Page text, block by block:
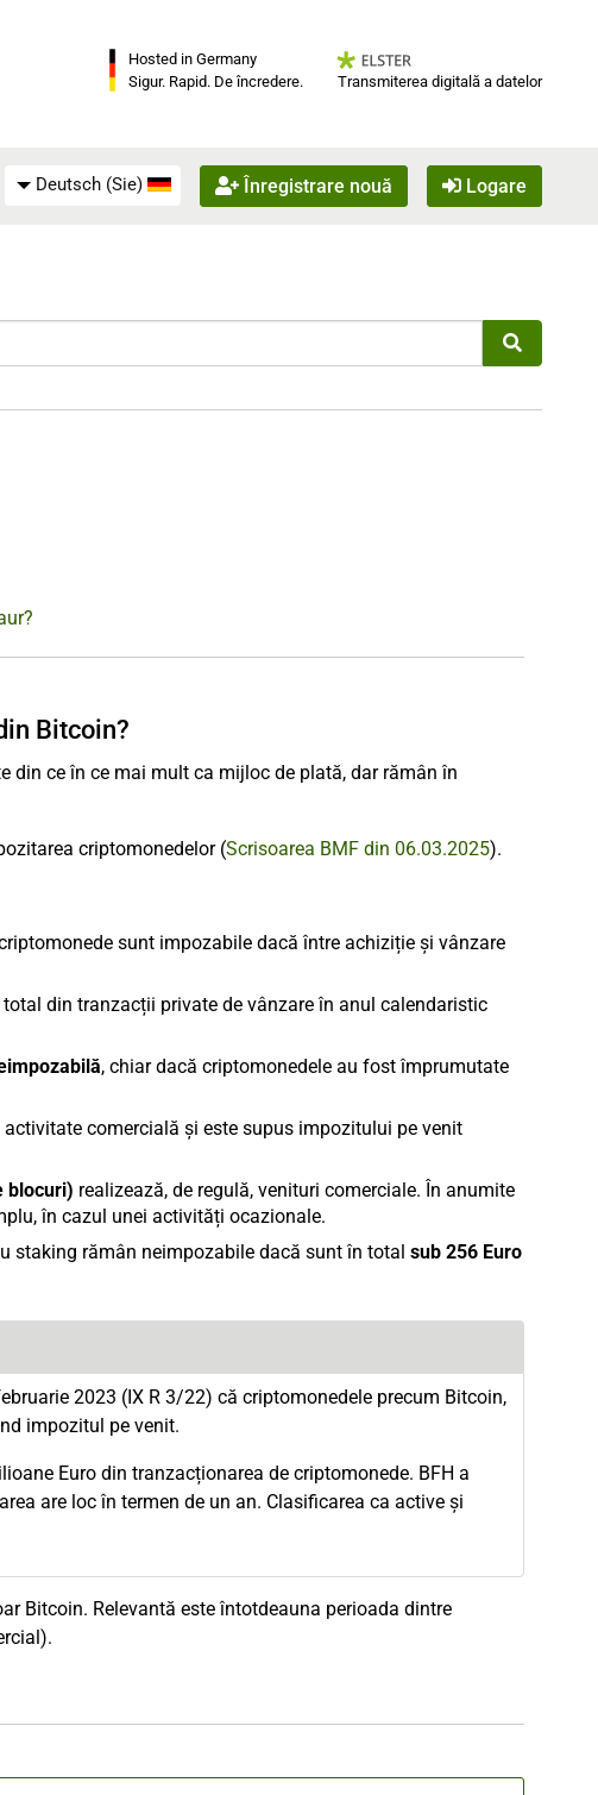
Hosted in Germany
Sigur. Rapid. De încredere.
Transmiterea digitală a datelor
Deutsch (Sie) Înregistrare nouă Logare
Bitcoin?
din ce în ce mai mult ca mijloc de plată, dar rămân în
criptomonedelor (Scrisoarea BMF din 06.03.2025).
sunt impozabile dacă între achiziție și vânzare
din tranzacții private de vânzare în anul calendaristic
, chiar dacă criptomonedele au fost împrumutate
comercială și este supus impozitului pe venit
blocuri) realizează, de regulă, venituri comerciale. În anumite
în cazul unei activități ocazionale.
staking rămân neimpozabile dacă sunt în total sub 256 Euro
2023 (IX R 3/22) că criptomonedele precum Bitcoin,
impozitul pe venit.
Euro din tranzacționarea de criptomonede. BFH a
are loc în termen de un an. Clasificarea ca active și
Bitcoin. Relevantă este întotdeauna perioada dintre